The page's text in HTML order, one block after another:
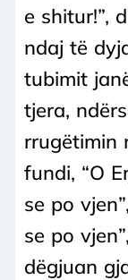
e shitur!”,
ndaj të
tubimit
tjera,
rrugëtimin
fundi, “O
se po
se po
dëgjuan